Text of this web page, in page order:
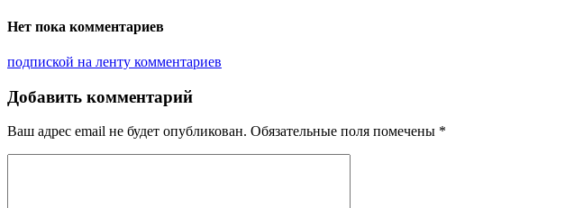
Нет пока комментариев
подпиской на ленту комментариев
Добавить комментарий
Ваш адрес email не будет опубликован. Обязательные поля помечены *